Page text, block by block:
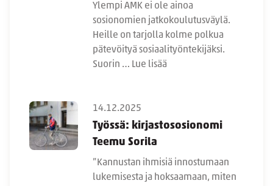
Ylempi AMK ei ole ainoa
sosionomien jatkokoulutusväylä.
Heille on tarjolla kolme polkua
pätevöityä sosiaalityöntekijäksi.
Suorin … Lue lisää
14.12.2025
Työssä: kirjastososionomi
Teemu Sorila
”Kannustan ihmisiä innostumaan
lukemisesta ja hoksaamaan, miten